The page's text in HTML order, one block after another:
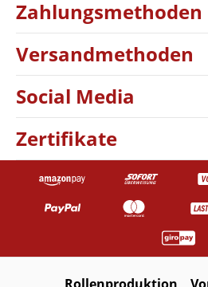
Zahlungsmethoden
Versandmethoden
Social Media
Zertifikate